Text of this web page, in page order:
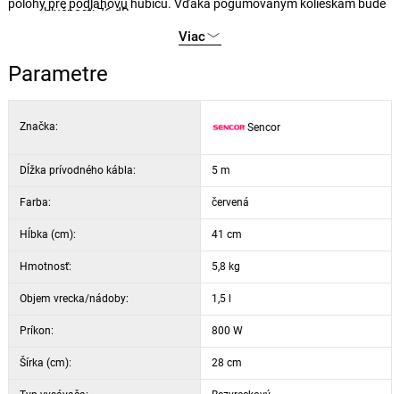
polohy pre podlahovú hubicu. Vďaka pogumovaným kolieskam bude
vysávača, vďaka ktorým ho ľahko uložíte do skrine alebo šatne.
Doprajte si komfort aj pri upratovaní s moderným vysávačom Sencor.
hlučnosť: 76 dB
elektronická regulácia sacieho výkonu
tepelná poistka proti prehriatiu motora
nehrdzavejúca teleskopická trubica
príslušenstvo: kefová hubica na čalúnenie, štrbinová hubica
Viac
Parametre
Značka: Sencor
Dĺžka prívodného kábla: 5 m
Farba: červená
Hĺbka (cm): 41 cm
Hmotnosť: 5,8 kg
Objem vrecka/nádoby: 1,5 l
Príkon: 800 W
Šírka (cm): 28 cm